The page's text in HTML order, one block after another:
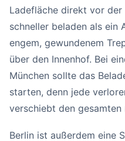
Ladefläche direkt vor
schneller beladen als ein
engem, gewundenem
über den Innenhof. Bei
München sollte das
starten, denn jede
verschiebt den gesamten
Berlin ist außerdem eine